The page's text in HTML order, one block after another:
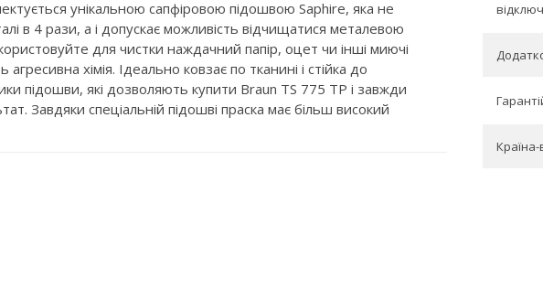
унікальною сапфіровою підошвою Saphire, яка не
в 4 рази, а і допускає можливість відчищатися металевою
для чистки наждачний папір, оцет чи інші миючі
хімія. Ідеально ковзає по тканині і стійка до
підошви, які дозволяють купити Braun TS 775 TP і завжди
Завдяки спеціальній підошві праска має більш високий